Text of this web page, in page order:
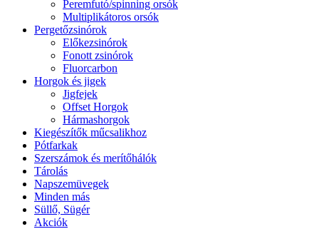
Peremfutó/spinning orsók
Multiplikátoros orsók
Pergetőzsinórok
Előkezsinórok
Fonott zsinórok
Fluorcarbon
Horgok és jigek
Jigfejek
Offset Horgok
Hármashorgok
Kiegészítők műcsalikhoz
Pótfarkak
Szerszámok és merítőhálók
Tárolás
Napszemüvegek
Minden más
Süllő, Sügér
Akciók